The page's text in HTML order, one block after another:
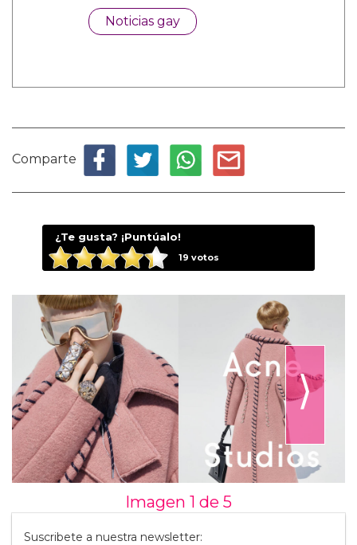
Noticias gay
Comparte
¿Te gusta? ¡Puntúalo!
19 votos
⟩
Imagen 1 de 5
Suscribete a nuestra newsletter: